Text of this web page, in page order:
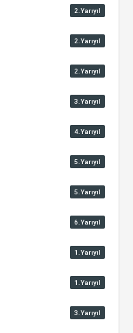
2.Yarıyıl
2.Yarıyıl
2.Yarıyıl
3.Yarıyıl
4.Yarıyıl
5.Yarıyıl
5.Yarıyıl
6.Yarıyıl
1.Yarıyıl
1.Yarıyıl
3.Yarıyıl